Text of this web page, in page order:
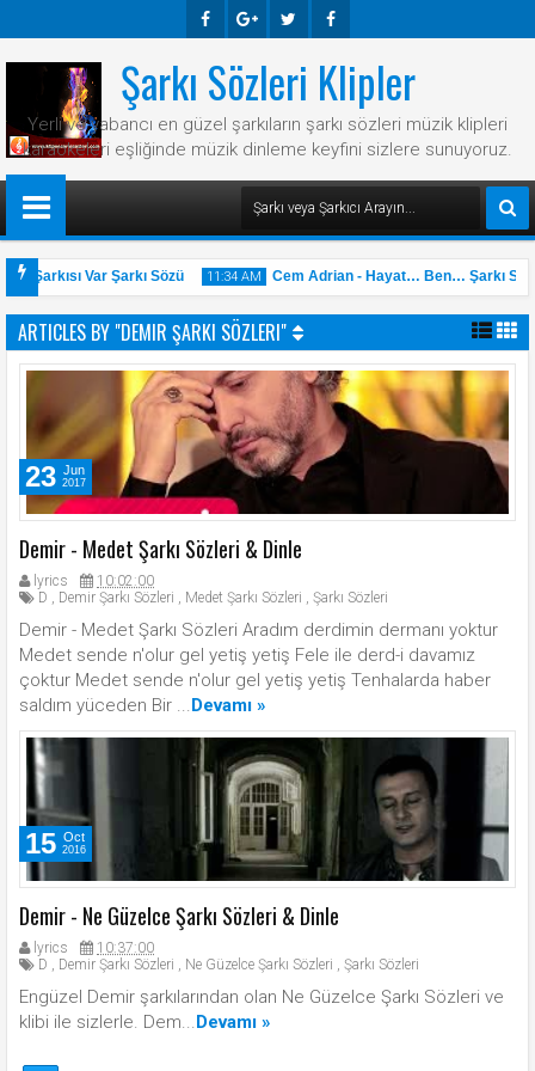
Ook E-
Plus
R Ook
Şarkı Sözleri Klipler
Yerli ve yabancı en güzel şarkıların şarkı sözleri müzik klipleri
karaokeleri eşliğinde müzik dinleme keyfini sizlere sunuyoruz.
Şarkısı Var Şarkı Sözü 11:34 AM
31 May
2025
Cem Adrian - Hayat… Ben… Şarkı Sözü
ARTICLES BY "DEMIR ŞARKI SÖZLERI"
Demir - Medet Şarkı Sözleri & Dinle
lyrics
10:02:00
D , Demir Şarkı Sözleri , Medet Şarkı Sözleri , Şarkı Sözleri
Demir - Medet Şarkı Sözleri Aradım derdimin dermanı yoktur
Medet sende n'olur gel yetiş yetiş Fele ile derd-i davamız
çoktur Medet sende n'olur gel yetiş yetiş Tenhalarda haber
saldım yüceden Bir ...Devamı »
23 Jun
2017
Demir - Ne Güzelce Şarkı Sözleri & Dinle
lyrics
10:37:00
D , Demir Şarkı Sözleri , Ne Güzelce Şarkı Sözleri , Şarkı Sözleri
Engüzel Demir şarkılarından olan Ne Güzelce Şarkı Sözleri ve
klibi ile sizlerle. Dem...Devamı »
15 Oct
2016